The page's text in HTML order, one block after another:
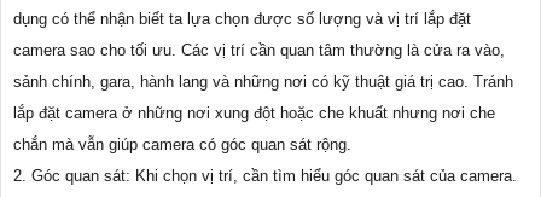
dụng có thể nhận biết ta lựa chọn được số lượng và vị trí lắp đặt
camera sao cho tối ưu. Các vị trí cần quan tâm thường là cửa ra vào,
sảnh chính, gara, hành lang và những nơi có kỹ thuật giá trị cao. Tránh
lắp đặt camera ở những nơi xung đột hoặc che khuất nhưng nơi che
chắn mà vẫn giúp camera có góc quan sát rộng.
2. Góc quan sát: Khi chọn vị trí, cần tìm hiểu góc quan sát của camera.